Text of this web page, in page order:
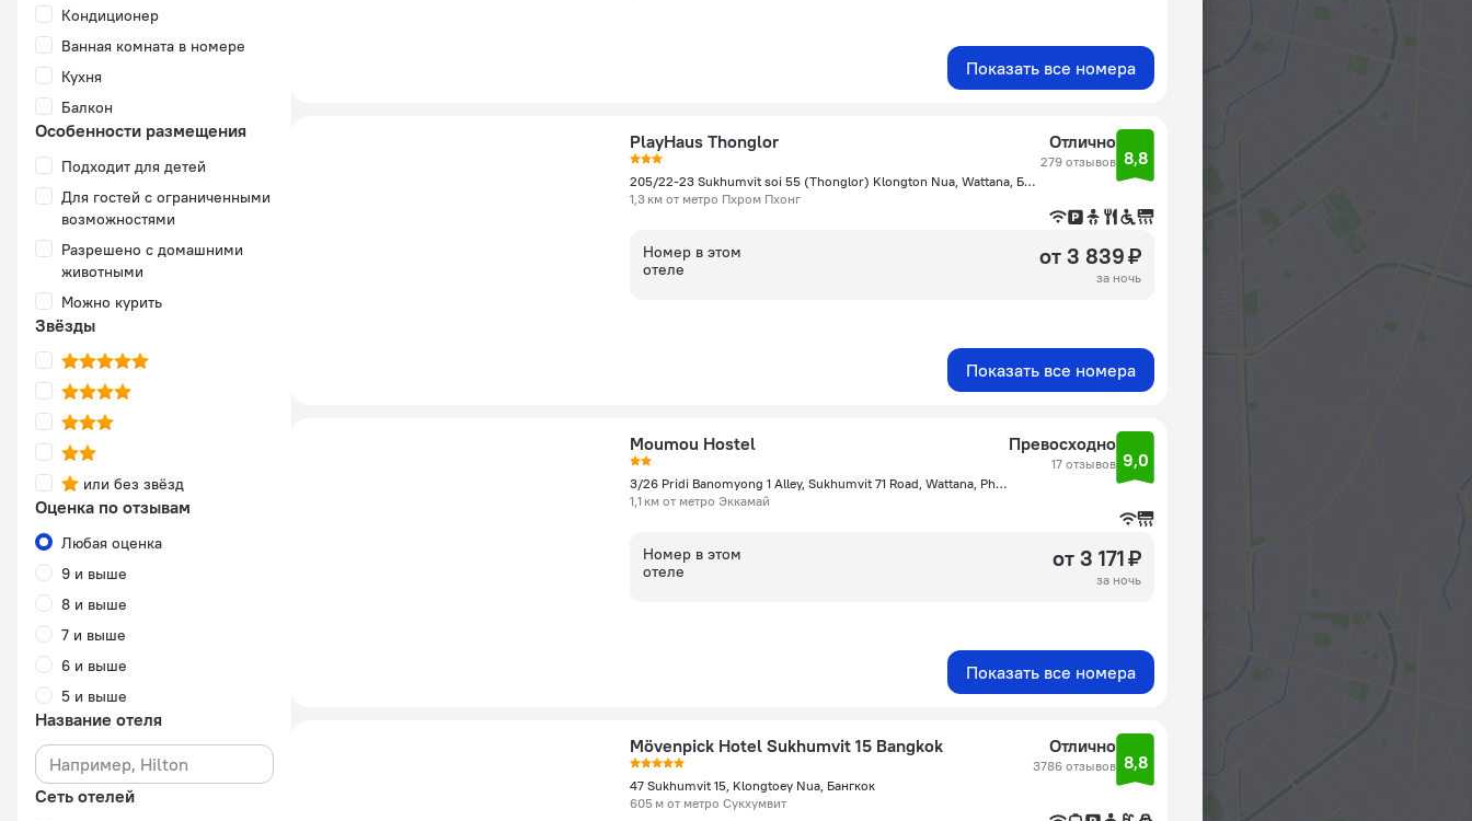
Кондиционер
Ванная комната в номере
Кухня
Балкон
Особенности размещения
Подходит для детей
Для гостей с ограниченными
возможностями
Разрешено с домашними
животными
Можно курить
Звёзды
или без звёзд
Оценка по отзывам
Любая оценка
9 и выше
8 и выше
7 и выше
6 и выше
5 и выше
Название отеля
Сеть отелей
Показать все номера
PlayHaus Thonglor
205/22-23 Sukhumvit soi 55 (Thonglor) Klongton Nua, Wattana, Бангкок
1,3 км от метро Пхром Пхонг
Отлично
279 отзывов 8,8
Номер в этом
отеле
от 3 839 ₽
за ночь
Показать все номера
Moumou Hostel
3/26 Pridi Banomyong 1 Alley, Sukhumvit 71 Road, Wattana, Phra Khanong Nue, Бангкок
1,1 км от метро Эккамай
Превосходно
17 отзывов 9,0
Номер в этом
отеле
от 3 171 ₽
за ночь
Показать все номера
Mövenpick Hotel Sukhumvit 15 Bangkok
47 Sukhumvit 15, Klongtoey Nua, Бангкок
605 м от метро Сукхумвит
Отлично
3786 отзывов 8,8